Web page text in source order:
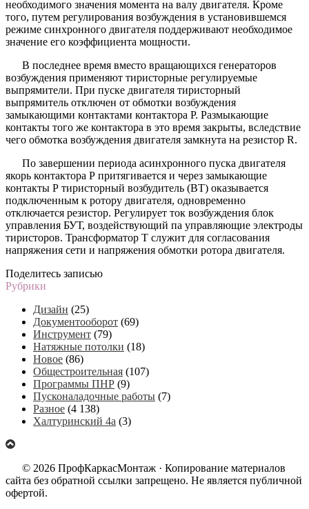
необходимого значения момента на валу двигателя. Кроме
того, путем регулирования возбуждения в установившемся
режиме синхронного двигателя поддерживают необходимое
значение его коэффициента мощности.
В последнее время вместо вращающихся генераторов
возбуждения применяют тиристорные регулируемые
выпрямители. При пуске двигателя тиристорный
выпрямитель отключен от обмотки возбуждения
замыкающими контактами контактора Р. Размыкающие
контакты того же контактора в это время закрыты, вследствие
чего обмотка возбуждения двигателя замкнута на резистор R.
По завершении периода асинхронного пуска двигателя
якорь контактора Р притягивается и через замыкающие
контакты Р тиристорный возбудитель (ВТ) оказывается
подключенным к ротору двигателя, одновременно
отключается резистор. Регулирует ток возбуждения блок
управления БУТ, воздействующий па управляющие электроды
тиристоров. Трансформатор Т служит для согласования
напряжения сети и напряжения обмотки ротора двигателя.
Поделитесь записью
Рубрики
Дизайн (25)
Документооборот (69)
Инструмент (79)
Натяжные потолки (18)
Новое (86)
Общестроительная (107)
Программы ПНР (9)
Пусконаладочные работы (7)
Разное (4 138)
Халтуринский 4а (3)
© 2026 ПрофКаркасМонтаж · Копирование материалов
сайта без обратной ссылки запрещено. Не является публичной
офертой.